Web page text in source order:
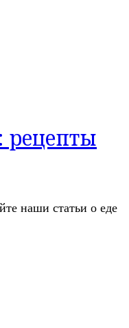
рецепты
наши статьи о еде